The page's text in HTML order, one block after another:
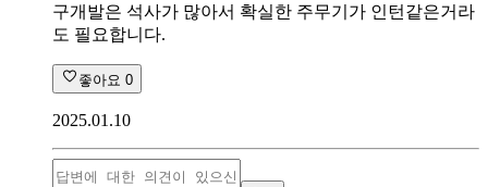
구개발은 석사가 많아서 확실한 주무기가 인턴같은거라
도 필요합니다.
좋아요 0
2025.01.10